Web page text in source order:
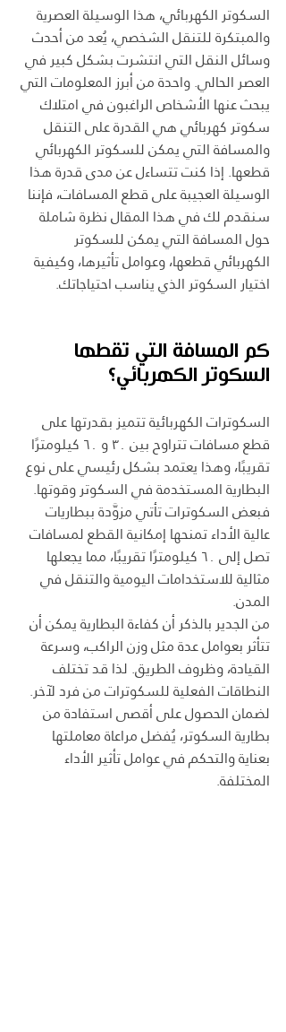
السكوتر الكهربائي، هذا الوسيلة العصرية
والمبتكرة للتنقل الشخصي، يُعد من أحدث
وسائل النقل التي انتشرت بشكل كبير في
العصر الحالي. واحدة من أبرز المعلومات التي
يبحث عنها الأشخاص الراغبون في امتلاك
سكوتر كهربائي هي القدرة على التنقل
والمسافة التي يمكن للسكوتر الكهربائي
قطعها. إذا كنت تتساءل عن مدى قدرة هذا
الوسيلة العجيبة على قطع المسافات، فإننا
سنقدم لك في هذا المقال نظرة شاملة
حول المسافة التي يمكن للسكوتر
الكهربائي قطعها، وعوامل تأثيرها، وكيفية
اختيار السكوتر الذي يناسب احتياجاتك.
كم المسافة التي تقطها
السكوتر الكهربائي؟
السكوترات الكهربائية تتميز بقدرتها على
قطع مسافات تتراوح بين ٣٠ و ٦٠ كيلومترًا
تقريبًا، وهذا يعتمد بشكل رئيسي على نوع
البطارية المستخدمة في السكوتر وقوتها.
فبعض السكوترات تأتي مزوَّدة ببطاريات
عالية الأداء تمنحها إمكانية القطع لمسافات
تصل إلى ٦٠ كيلومترًا تقريبًا، مما يجعلها
مثالية للاستخدامات اليومية والتنقل في
المدن.
من الجدير بالذكر أن كفاءة البطارية يمكن أن
تتأثر بعوامل عدة مثل وزن الراكب، وسرعة
القيادة، وظروف الطريق. لذا قد تختلف
النطاقات الفعلية للسكوترات من فرد لآخر.
لضمان الحصول على أقصى استفادة من
بطارية السكوتر، يُفضل مراعاة معاملتها
بعناية والتحكم في عوامل تأثير الأداء
المختلفة.